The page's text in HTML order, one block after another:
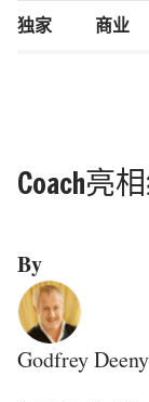
独家 商业
Coach亮
By
Godfrey Deeny